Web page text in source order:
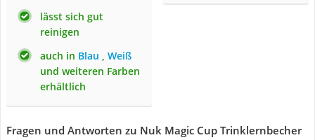
lässt sich gut
reinigen
auch in Blau , Weiß
und weiteren Farben
erhältlich
Fragen und Antworten zu Nuk Magic Cup Trinklernbecher